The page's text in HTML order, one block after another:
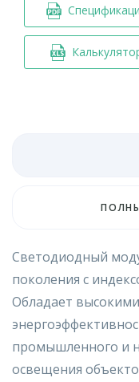
Светодиодный
поколения c
Обладает
промышленного и
освещения